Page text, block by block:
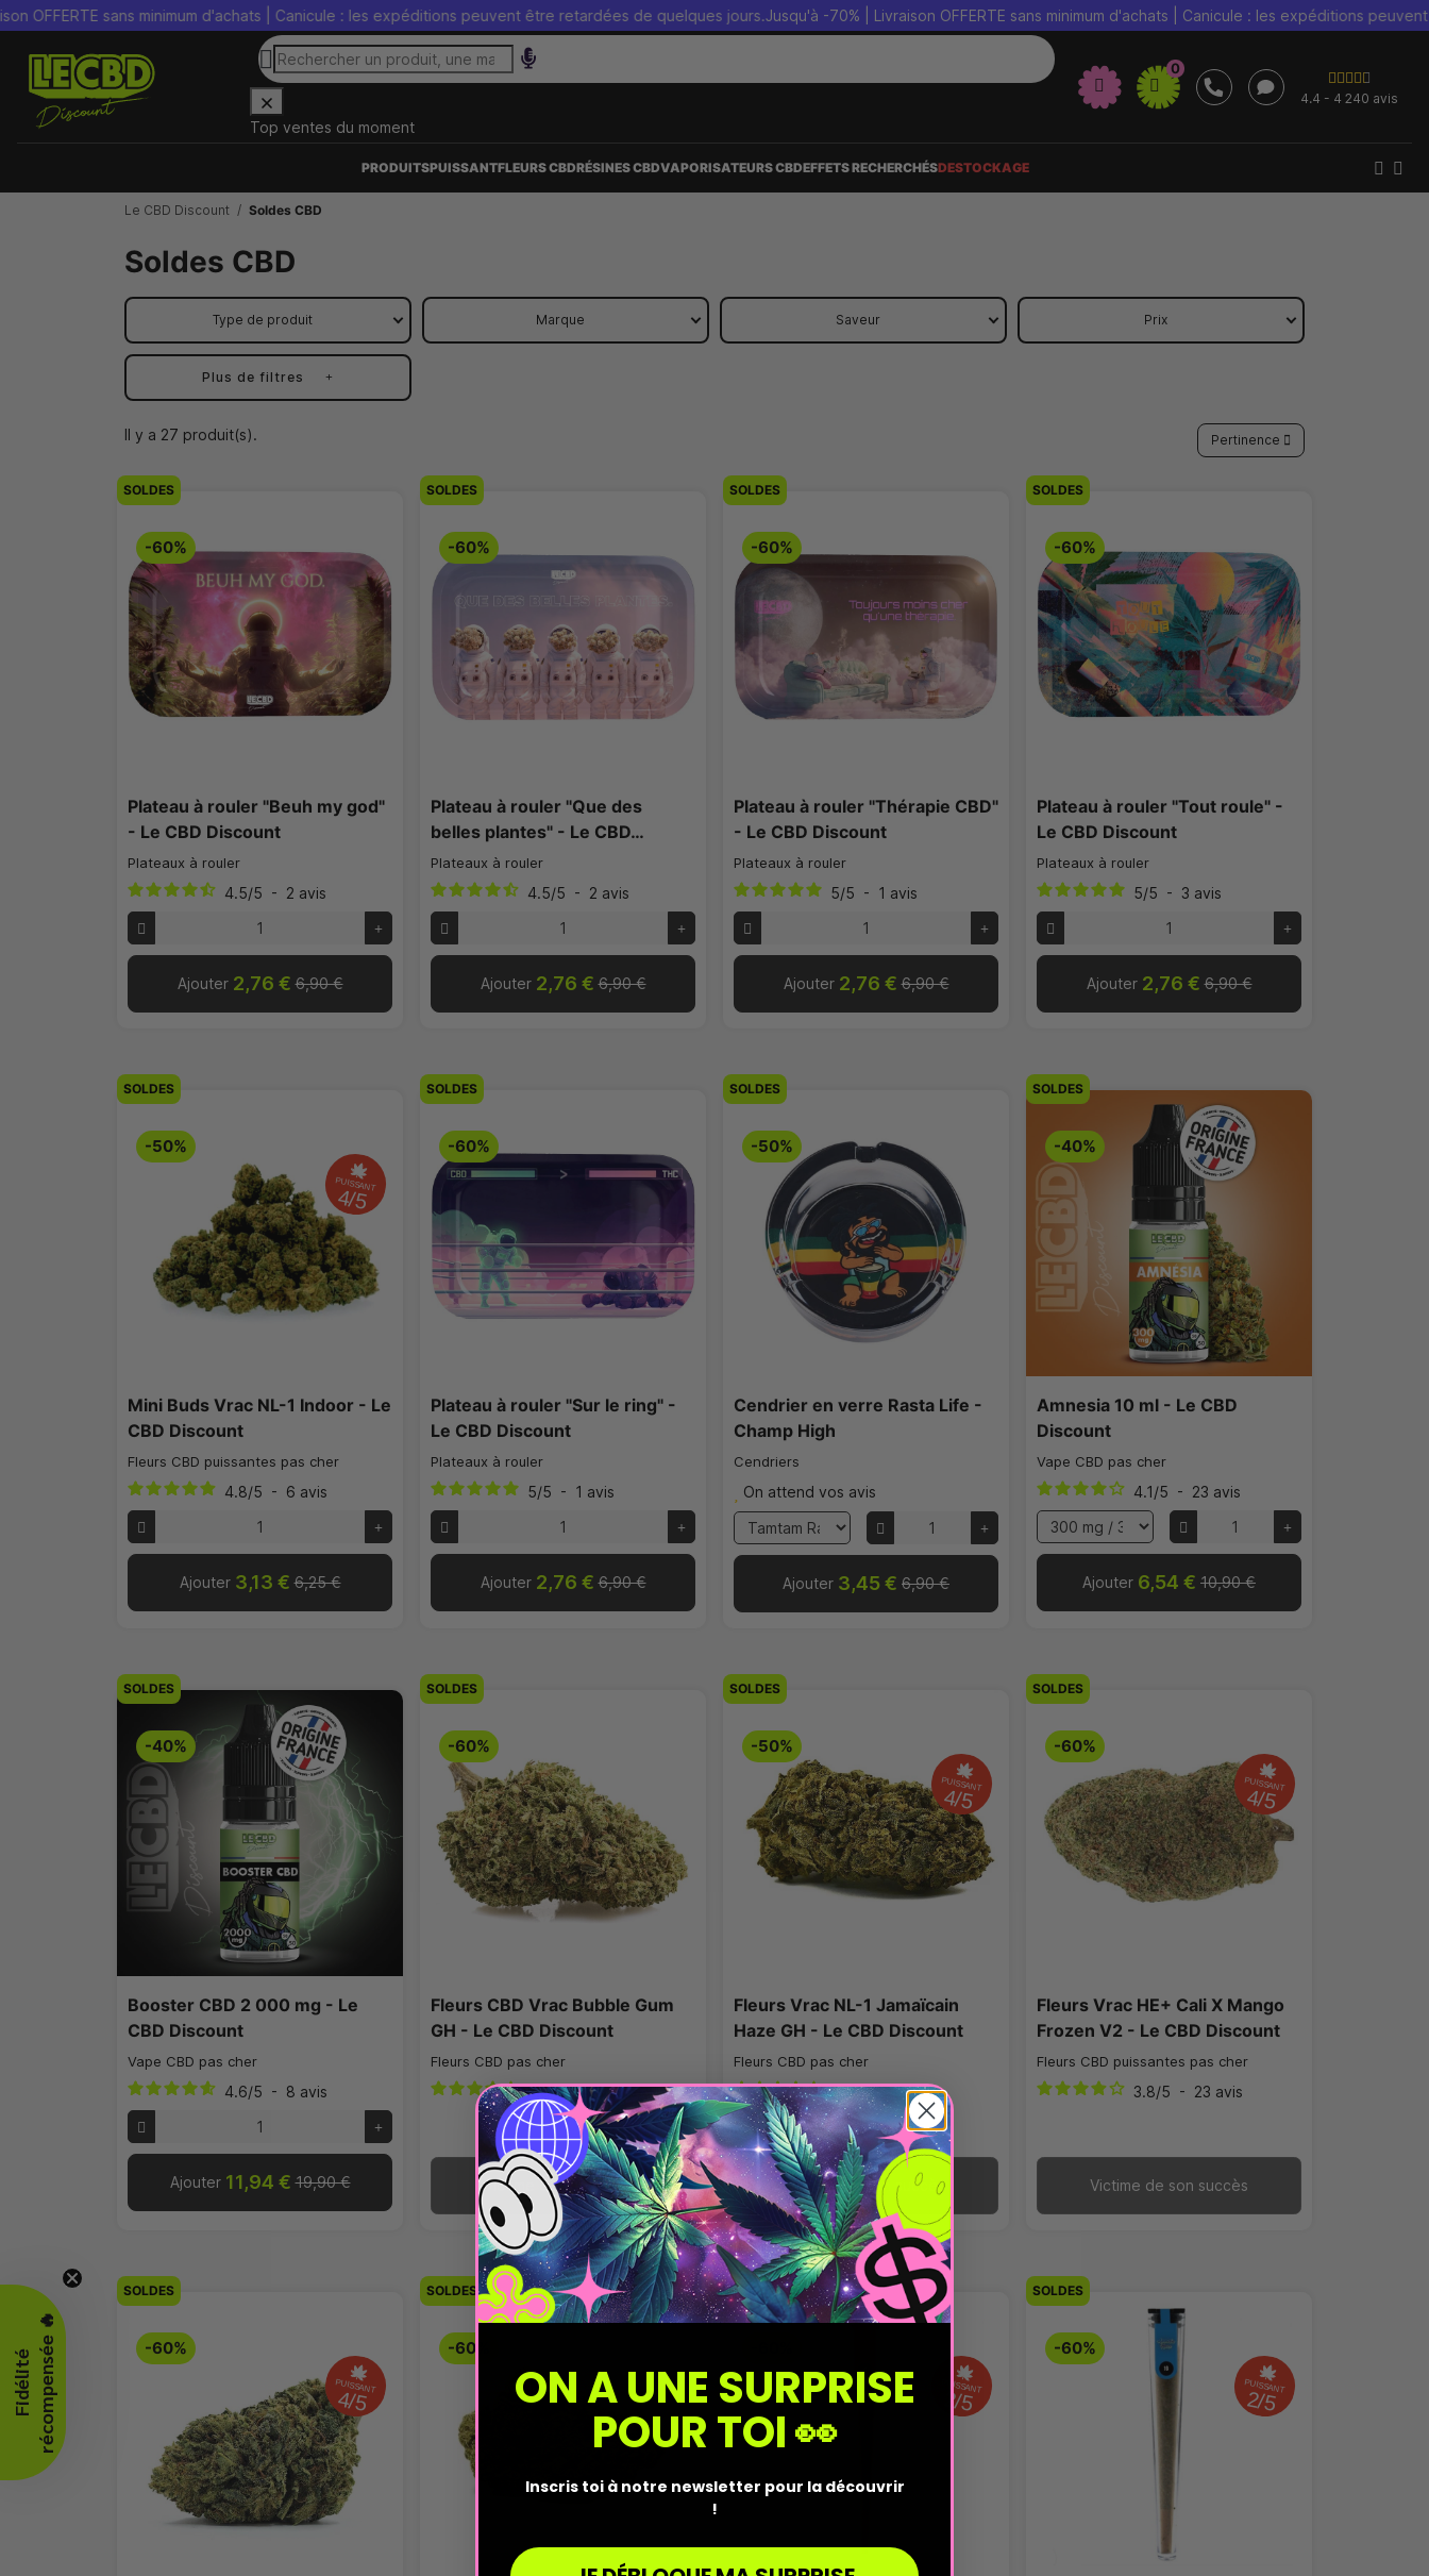
sans minimum d'achats | Canicule : les expéditions peuvent être retardées de quelques jours.Jusqu'à -70% | Livraison OFFERTE sans minimum d'achats | Canicule : les expéditions peuvent être
0
4.4 - 4 240 avis
Top ventes du moment
PRODUITSPUISSANTFLEURS CBDRÉSINES CBDVAPORISATEURS CBDEFFETS RECHERCHÉSDESTOCKAGE
Le CBD Discount Soldes CBD
Soldes CBD
Type de produit Marque Saveur Prix
Plus de filtres
Il y a 27 produit(s). Pertinence
SOLDES
-60%
Plateau à rouler "Beuh my god"
- Le CBD Discount
Plateaux à rouler
4.5/5 - 2 avis
Ajouter 2,76 € 6,90 €
SOLDES
-60%
Plateau à rouler "Que des
belles plantes" - Le CBD…
Plateaux à rouler
4.5/5 - 2 avis
Ajouter 2,76 € 6,90 €
SOLDES
-60%
Plateau à rouler "Thérapie CBD"
- Le CBD Discount
Plateaux à rouler
5/5 - 1 avis
Ajouter 2,76 € 6,90 €
SOLDES
-60%
Plateau à rouler "Tout roule" -
Le CBD Discount
Plateaux à rouler
5/5 - 3 avis
Ajouter 2,76 € 6,90 €
PUISSANT
4/5
SOLDES
-50%
Mini Buds Vrac NL-1 Indoor - Le
CBD Discount
Fleurs CBD puissantes pas cher
4.8/5 - 6 avis
Ajouter 3,13 € 6,25 €
SOLDES
-60%
Plateau à rouler "Sur le ring" -
Le CBD Discount
Plateaux à rouler
5/5 - 1 avis
Ajouter 2,76 € 6,90 €
SOLDES
-50%
Cendrier en verre Rasta Life -
Champ High
Cendriers
On attend vos avis
Ajouter 3,45 € 6,90 €
SOLDES
-40%
Amnesia 10 ml - Le CBD
Discount
Vape CBD pas cher
4.1/5 - 23 avis
Ajouter 6,54 € 10,90 €
SOLDES
-40%
Booster CBD 2 000 mg - Le
CBD Discount
Vape CBD pas cher
4.6/5 - 8 avis
Ajouter 11,94 € 19,90 €
SOLDES
-60%
Fleurs CBD Vrac Bubble Gum
GH - Le CBD Discount
Fleurs CBD pas cher
3.8/5- 13avis
Victime de son succès
PUISSANT
4/5
SOLDES
-50%
Fleurs Vrac NL-1 Jamaïcain
Haze GH - Le CBD Discount
Fleurs CBD pas cher
3.8/5- 12avis
Victime de son succès
PUISSANT
4/5
SOLDES
-60%
Fleurs Vrac HE+ Cali X Mango
Frozen V2 - Le CBD Discount
Fleurs CBD puissantes pas cher
3.8/5 - 23 avis
Victime de son succès
PUISSANT
4/5
SOLDES
-60%
SOLDES
-60%
PUISSANT
2/5
SOLDES
PUISSANT
2/5
SOLDES
-60%
F
i
d
é
l
i
t
é
r
é
c
o
m
p
e
n
s
é
e🔥 ON A UNE SURPRISE
POUR TOI 👀
Inscris toi à notre newsletter pour la découvrir
!